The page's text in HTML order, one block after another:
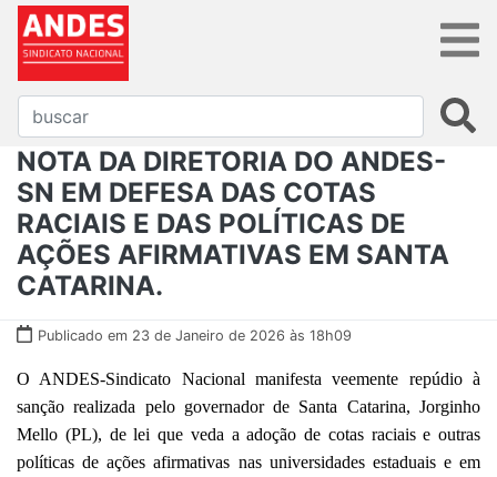
NOTA DA DIRETORIA DO ANDES-
SN EM DEFESA DAS COTAS
RACIAIS E DAS POLÍTICAS DE
AÇÕES AFIRMATIVAS EM SANTA
CATARINA.
Publicado em 23 de Janeiro de 2026 às 18h09
O ANDES-Sindicato Nacional manifesta veemente repúdio à
sanção realizada pelo governador de Santa Catarina, Jorginho
Mello (PL), de lei que veda a adoção de cotas raciais e outras
políticas de ações afirmativas nas universidades estaduais e em